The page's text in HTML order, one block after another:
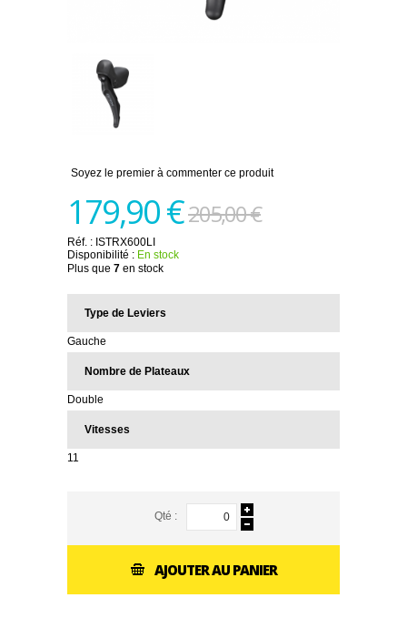
Soyez le premier à commenter ce produit
179,90 €205,00 €
Réf. : ISTRX600LI
Disponibilité : En stock
Plus que 7 en stock
Type de Leviers
Gauche
Nombre de Plateaux
Double
Vitesses
11
Qté :
AJOUTER AU PANIER